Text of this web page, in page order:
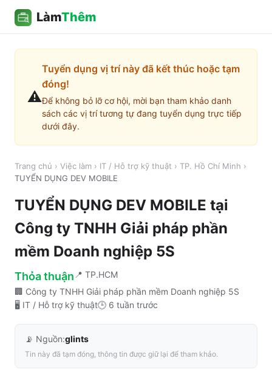
LàmThêm
⚠️
Tuyển dụng vị trí này đã kết thúc hoặc tạm
đóng!
Để không bỏ lỡ cơ hội, mời bạn tham khảo danh
sách các vị trí tương tự đang tuyển dụng trực tiếp
dưới đây.
Trang chủ › Việc làm › IT / Hỗ trợ kỹ thuật › TP. Hồ Chí Minh ›
TUYỂN DỤNG DEV MOBILE
TUYỂN DỤNG DEV MOBILE tại
Công ty TNHH Giải pháp phần
mềm Doanh nghiệp 5S
Thỏa thuận 📍 TP.HCM
🏢 Công ty TNHH Giải pháp phần mềm Doanh nghiệp 5S
🖥️ IT / Hỗ trợ kỹ thuật🕒 6 tuần trước
📡 Nguồn:glints
Tin này đã tạm đóng, thông tin được giữ lại để tham khảo.